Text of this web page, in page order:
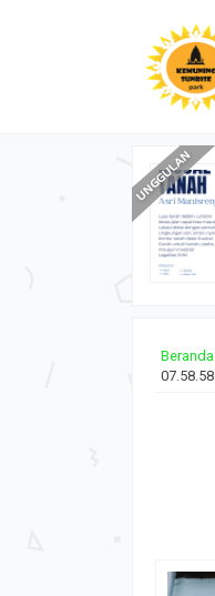
Beranda
07.58.58